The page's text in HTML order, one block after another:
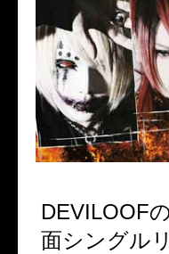
DEVILOOF
面シングル